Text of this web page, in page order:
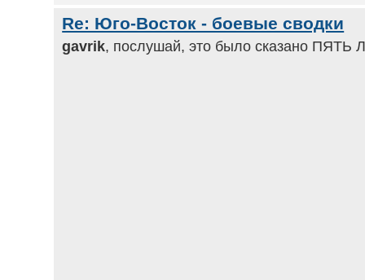
Re: Юго-Восток - боевые сводки
gavrik, послушай, это было сказано ПЯТЬ